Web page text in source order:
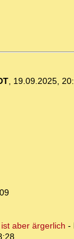
, 19.09.2025,
aber ärgerlich -